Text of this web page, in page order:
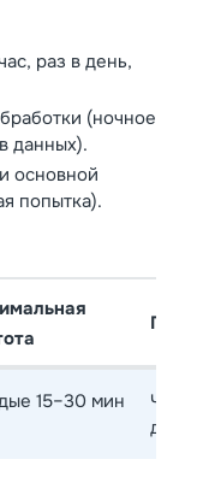
раз в день,
(ночное
данных).
основной
попытка).
15–30 мин
Часто
для